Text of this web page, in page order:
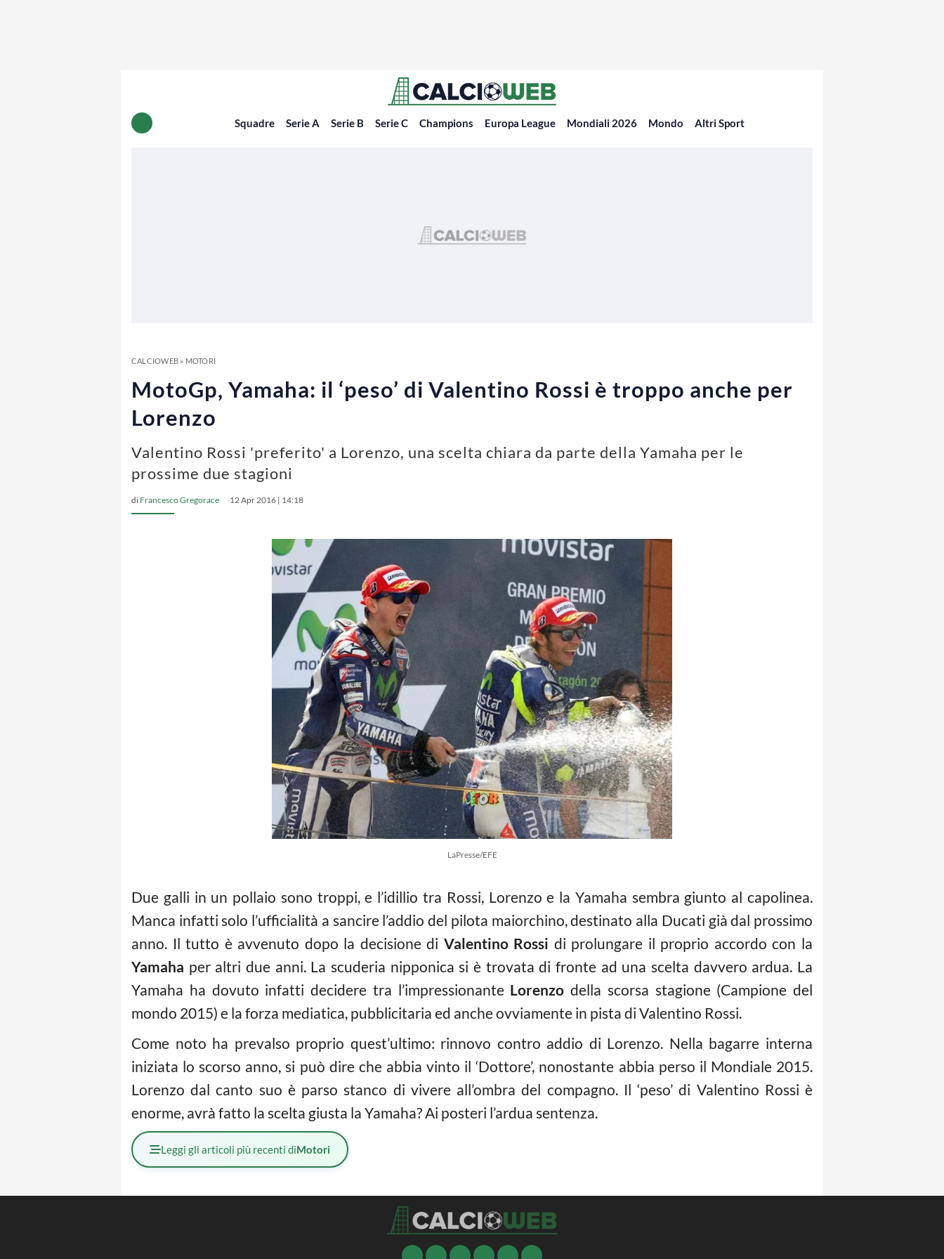
Squadre Serie A Serie B Serie C Champions Europa League Mondiali 2026 Mondo Altri Sport
CALCIOWEB» MOTORI
MotoGp, Yamaha: il ‘peso’ di Valentino Rossi è troppo anche per
Lorenzo
Valentino Rossi 'preferito' a Lorenzo, una scelta chiara da parte della Yamaha per le
prossime due stagioni
di Francesco Gregorace 12 Apr 2016 | 14:18
LaPresse/EFE
Due galli in un pollaio sono troppi, e l’idillio tra Rossi, Lorenzo e la Yamaha sembra giunto al capolinea.
Manca infatti solo l’ufficialità a sancire l’addio del pilota maiorchino, destinato alla Ducati già dal prossimo
anno. Il tutto è avvenuto dopo la decisione di Valentino Rossi di prolungare il proprio accordo con la
Yamaha per altri due anni. La scuderia nipponica si è trovata di fronte ad una scelta davvero ardua. La
Yamaha ha dovuto infatti decidere tra l’impressionante Lorenzo della scorsa stagione (Campione del
mondo 2015) e la forza mediatica, pubblicitaria ed anche ovviamente in pista di Valentino Rossi.
Come noto ha prevalso proprio quest’ultimo: rinnovo contro addio di Lorenzo. Nella bagarre interna
iniziata lo scorso anno, si può dire che abbia vinto il ‘Dottore’, nonostante abbia perso il Mondiale 2015.
Lorenzo dal canto suo è parso stanco di vivere all’ombra del compagno. Il ‘peso’ di Valentino Rossi è
enorme, avrà fatto la scelta giusta la Yamaha? Ai posteri l’ardua sentenza.
Leggi gli articoli più recenti diMotori